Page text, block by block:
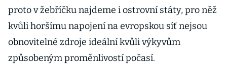
proto v žebříčku najdeme i ostrovní státy, pro něž
kvůli horšímu napojení na evropskou síť nejsou
obnovitelné zdroje ideální kvůli výkyvům
způsobeným proměnlivostí počasí.